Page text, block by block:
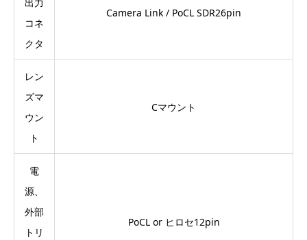
出力
コネ
クタ
Camera Link / PoCL SDR26pin
レン
ズマ
ウン
ト
Cマウント
電
源、
外部
トリ
PoCL or ヒロセ12pin